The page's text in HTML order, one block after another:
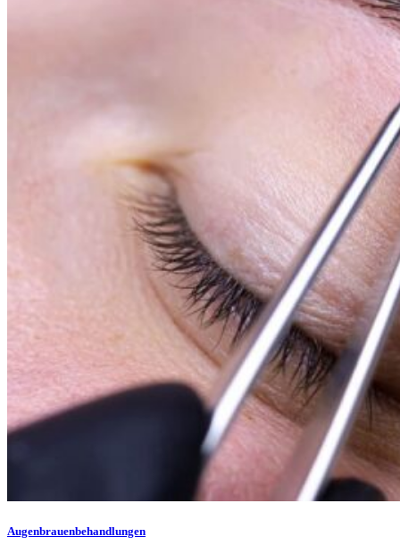
Augenbrauenbehandlungen